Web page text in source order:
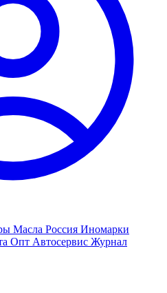
Масла Россия Иномарки
Опт Автосервис Журнал